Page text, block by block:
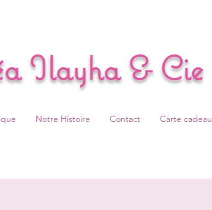
Ilayha & Cie
Notre Histoire Contact Carte cadeau